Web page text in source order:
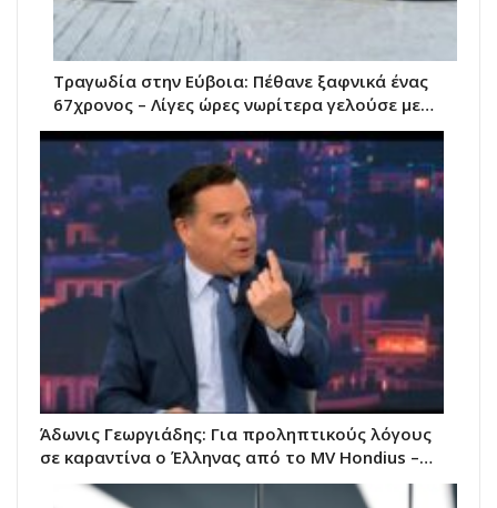
Τραγωδία στην Εύβοια: Πέθανε ξαφνικά ένας
67χρονος – Λίγες ώρες νωρίτερα γελούσε με…
Άδωνις Γεωργιάδης: Για προληπτικούς λόγους
σε καραντίνα ο Έλληνας από το MV Hondius –…